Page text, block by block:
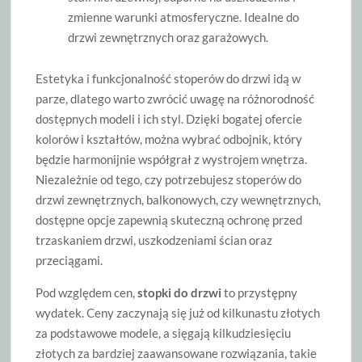
zmienne warunki atmosferyczne. Idealne do
drzwi zewnętrznych oraz garażowych.
Estetyka i funkcjonalność stoperów do drzwi idą w
parze, dlatego warto zwrócić uwagę na różnorodność
dostępnych modeli i ich styl. Dzięki bogatej ofercie
kolorów i kształtów, można wybrać odbojnik, który
będzie harmonijnie współgrał z wystrojem wnętrza.
Niezależnie od tego, czy potrzebujesz stoperów do
drzwi zewnętrznych, balkonowych, czy wewnętrznych,
dostępne opcje zapewnią skuteczną ochronę przed
trzaskaniem drzwi, uszkodzeniami ścian oraz
przeciągami.
Pod względem cen,stopki do drzwi to przystępny
wydatek. Ceny zaczynają się już od kilkunastu złotych
za podstawowe modele, a sięgają kilkudziesięciu
złotych za bardziej zaawansowane rozwiązania, takie